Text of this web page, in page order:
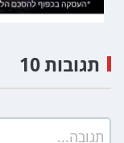
תגובה...